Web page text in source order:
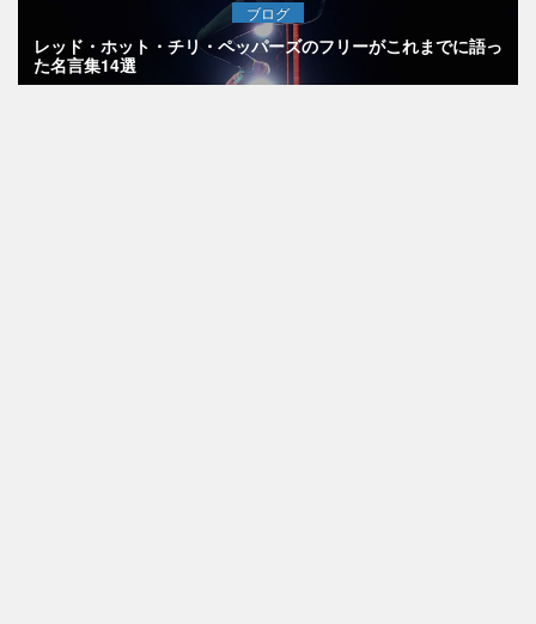
ブログ
レッド・ホット・チリ・ペッパーズのフリーがこれまでに語っ
た名言集14選